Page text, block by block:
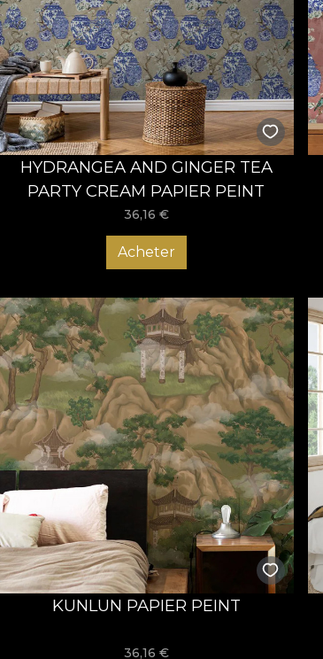
HYDRANGEA AND GINGER TEA
PARTY CREAM PAPIER PEINT
36,16 €
Acheter
KUNLUN PAPIER PEINT
36,16 €